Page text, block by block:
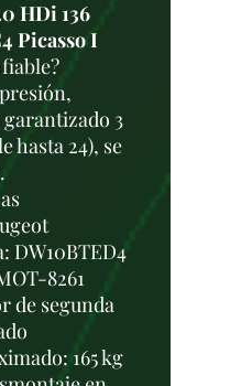
HDi 136
Picasso I
fiable?
3
hasta 24), se
DW10BTED4
8261
de segunda
165 kg